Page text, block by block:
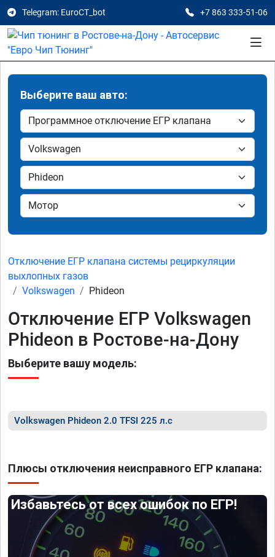
Telegram: EuroCT_bot +7 863 333-51-06
Выберите ваш авто:
Отключение ЕГР клапана системы рециркуляции
выхлопных газов
Volkswagen
Phideon
Отключение ЕГР Volkswagen
Phideon в Ростове-на-Дону
Выберите вашу модель:
Volkswagen Phideon 2.0 TFSI 225 л.с
Плюсы отключения неисправного ЕГР клапана:
Избавьтесь от всех ошибок по ЕГР!